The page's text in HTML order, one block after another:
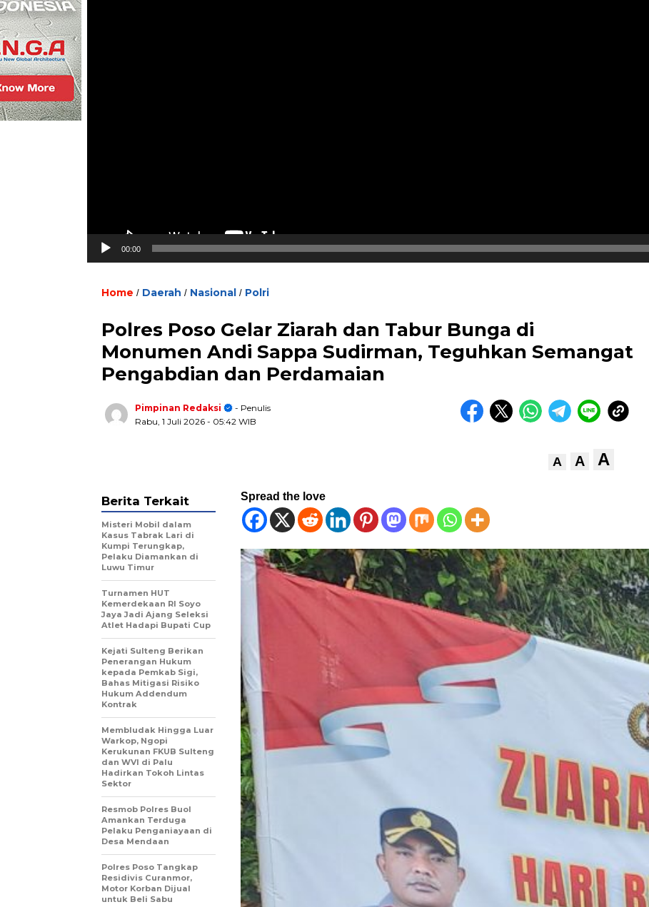
00:00
Home / Daerah / Nasional / Polri
Polres Poso Gelar Ziarah dan Tabur Bunga di
Monumen Andi Sappa Sudirman, Teguhkan Semangat
Pengabdian dan Perdamaian
Pimpinan Redaksi
- Penulis
Rabu, 1 Juli 2026 - 05:42 WIB
A A A
Spread the love
Berita Terkait
Misteri Mobil dalam
Kasus Tabrak Lari di
Kumpi Terungkap,
Pelaku Diamankan di
Luwu Timur
Turnamen HUT
Kemerdekaan RI Soyo
Jaya Jadi Ajang Seleksi
Atlet Hadapi Bupati Cup
Kejati Sulteng Berikan
Penerangan Hukum
kepada Pemkab Sigi,
Bahas Mitigasi Risiko
Hukum Addendum
Kontrak
Membludak Hingga Luar
Warkop, Ngopi
Kerukunan FKUB Sulteng
dan WVI di Palu
Hadirkan Tokoh Lintas
Sektor
Resmob Polres Buol
Amankan Terduga
Pelaku Penganiayaan di
Desa Mendaan
Polres Poso Tangkap
Residivis Curanmor,
Motor Korban Dijual
untuk Beli Sabu